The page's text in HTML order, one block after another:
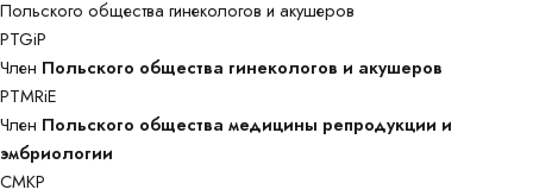
Польского общества гинекологов и акушеров
PTGiP
Член Польского общества гинекологов и акушеров
PTMRiE
Член Польского общества медицины репродукции и
эмбриологии
CMKP